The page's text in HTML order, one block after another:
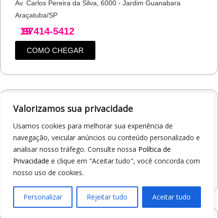
Valorizamos sua privacidade
Usamos cookies para melhorar sua experiência de
navegação, veicular anúncios ou conteúdo personalizado e
analisar nosso tráfego. Consulte nossa Política de
Privacidade e clique em "Aceitar tudo", você concorda com
nosso uso de cookies.
Personalizar Rejeitar tudo Aceitar tudo
Av. Carlos Pereira da Silva, 6000 - Jardim Guanabara
Araçatuba/SP
19
97414-5412
COMO CHEGAR
Loja 1A99 – Shopping Jaraguá
19
97412-5359
COMO CHEGAR